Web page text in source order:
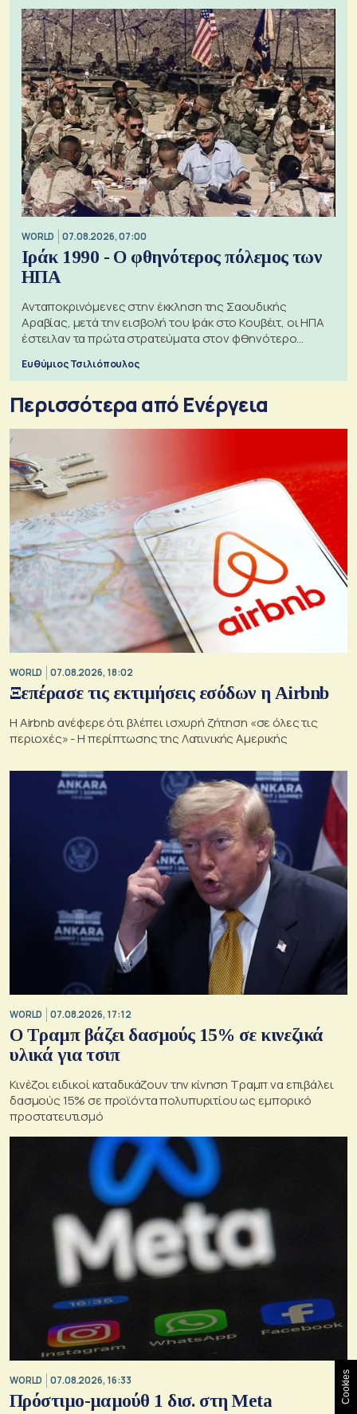
WORLD 07.08.2026, 07:00
Ιράκ 1990 - Ο φθηνότερος πόλεμος των
ΗΠΑ
Ανταποκρινόμενες στην έκκληση της Σαουδικής
Αραβίας, μετά την εισβολή του Ιράκ στο Κουβέιτ, οι ΗΠΑ
έστειλαν τα πρώτα στρατεύματα στον φθηνότερο
πόλεμο της ιστορίας τους
Ευθύμιος Τσιλιόπουλος
Περισσότερα από Ενέργεια
WORLD 07.08.2026, 18:02
Ξεπέρασε τις εκτιμήσεις εσόδων η Airbnb
Η Airbnb ανέφερε ότι βλέπει ισχυρή ζήτηση «σε όλες τις
περιοχές» - Η περίπτωσης της Λατινικής Αμερικής
WORLD 07.08.2026, 17:12
Ο Τραμπ βάζει δασμούς 15% σε κινεζικά
υλικά για τσιπ
Κινέζοι ειδικοί καταδικάζουν την κίνηση Τραμπ να επιβάλει
δασμούς 15% σε προϊόντα πολυπυριτίου ως εμπορικό
προστατευτισμό
WORLD 07.08.2026, 16:33
Πρόστιμο-μαμούθ 1 δισ. στη Meta Cookies